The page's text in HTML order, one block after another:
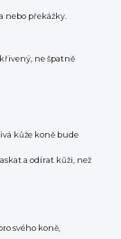
nebo překážky.
ne špatně
kůže koně bude
a odírat kůži, než
svého koně,